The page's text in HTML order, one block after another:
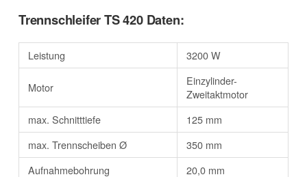
Trennschleifer TS 420 Daten:
Leistung 3200 W
Motor
Einzylinder-
Zweitaktmotor
max. Schnitttiefe
125 mm
max. Trennscheiben Ø
350 mm
Aufnahmebohrung
20,0 mm